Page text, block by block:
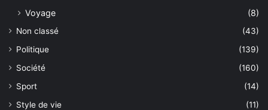
Voyage
(8)
Non classé
(43)
Politique
(139)
Société
(160)
Sport
(14)
Style de vie
(11)